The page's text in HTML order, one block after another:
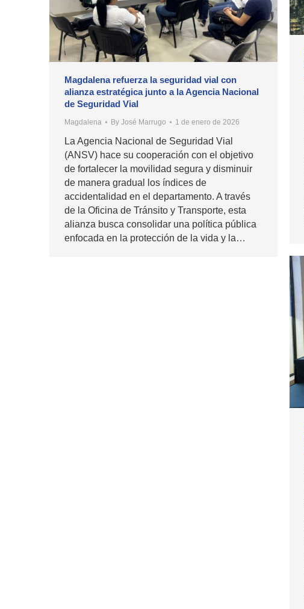
Magdalena refuerza la seguridad vial con
alianza estratégica junto a la Agencia Nacional
de Seguridad Vial
Magdalena By José Marrugo 1 de enero de 2026
La Agencia Nacional de Seguridad Vial
(ANSV) hace su cooperación con el objetivo
de fortalecer la movilidad segura y disminuir
de manera gradual los índices de
accidentalidad en el departamento. A través
de la Oficina de Tránsito y Transporte, esta
alianza busca consolidar una política pública
enfocada en la protección de la vida y la…